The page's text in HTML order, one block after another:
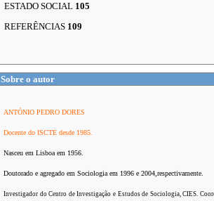
ESTADO SOCIAL 105
REFERÊNCIAS 109
Sobre o autor
ANTÓNIO PEDRO DORES
Docente do ISCTE desde 1985.
Nasceu em Lisboa em 1956.
Doutorado e agregado em Sociologia em 1996 e 2004,respectivamente.
Investigador do Centro de Investigação e Estudos de Sociologia, CIES.